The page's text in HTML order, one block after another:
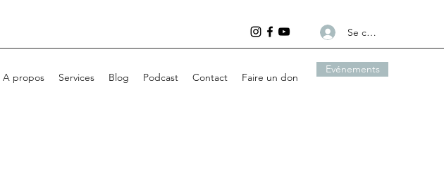
Se connecter
A propos Services Blog Podcast Contact Faire un don
Evénements